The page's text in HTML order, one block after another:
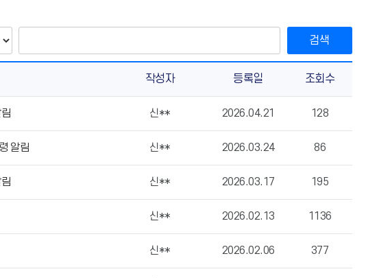
검색
작성자 등록일 조회수
신** 2026.04.21 128
알림 신** 2026.03.24 86
신** 2026.03.17 195
신** 2026.02.13 1136
신** 2026.02.06 377